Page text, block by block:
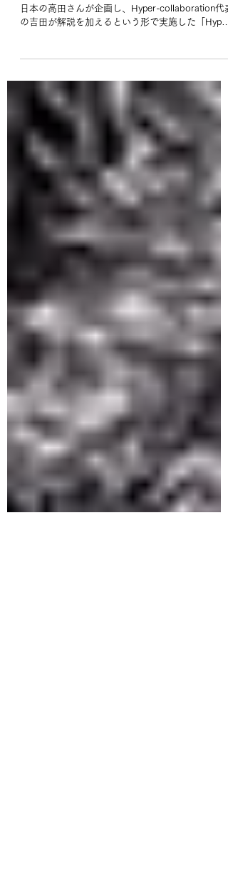
「苦くて甘い学び」AIと共に生きる
力を育む、Hyper Leaders’ Boot
日本の高田さんが企画し、Hyper-collaboration代
の吉田が解説を加えるという形で実施した「Hyper
Leaders Boot Camp」第1期の参加者インタビュー
をお届けします。 厚生労働省で障害者の就労支援
に携わる遠藤径至さんが、AI時代の学び方を探る
「Hyper Leaders’ Boot Camp」第1期に参加。
が掲げるエンタープライズアーキテクチャ、チーム
マネジメント、EQの3領域をAIツール（Gemini／
NotebookLM）で読み・聴き・語る中で、「AIはツ
ールではなく共に生きる存在」との実感を得た。AI
の可能性と難しさを「苦くて甘い」と表現し、学び
方も“読み切る”から“雑につまみ食いしても厚く学
ぶ”へと変化。NotebookLMを“制度の家庭教師”とし
て活用し、仕事や日常にもAIが自然に入り込むよう
になったという。遠藤さんはこの体験を「好奇心に
フタをしている人にこそ届けたい」と語り、AIと共
に変化を楽しむ“自然な学び”の在り方を示してい
る。